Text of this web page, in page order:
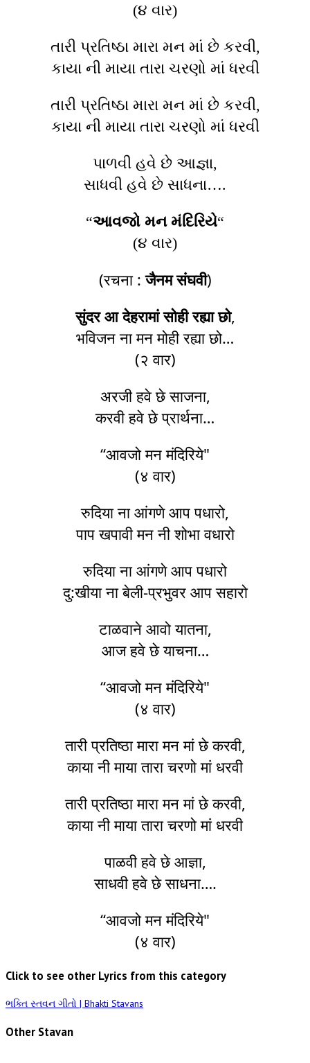
(૪ વાર)
તારી પ્રતિષ્ઠા મારા મન માં છે કરવી,
કાયા ની માયા તારા ચરણો માં ધરવી
તારી પ્રતિષ્ઠા મારા મન માં છે કરવી,
કાયા ની માયા તારા ચરણો માં ધરવી
પાળવી હવે છે આજ્ઞા,
સાધવી હવે છે સાધના….
“આવજો મન મંદિરિયે“
(૪ વાર)
(रचना :जैनम संघवी)
सुंदर आ देहरामां सोही रह्या छो,
भविजन ना मन मोही रह्या छो…
(२ वार)
अरजी हवे छे साजना,
करवी हवे छे प्रार्थना…
“आवजो मन मंदिरिये"
(४ वार)
रुदिया ना आंगणे आप पधारो,
पाप खपावी मन नी शोभा वधारो
रुदिया ना आंगणे आप पधारो
दु:खीया ना बेली-प्रभुवर आप सहारो
टाळवाने आवो यातना,
आज हवे छे याचना…
“आवजो मन मंदिरिये"
(४ वार)
तारी प्रतिष्ठा मारा मन मां छे करवी,
काया नी माया तारा चरणो मां धरवी
तारी प्रतिष्ठा मारा मन मां छे करवी,
काया नी माया तारा चरणो मां धरवी
पाळवी हवे छे आज्ञा,
साधवी हवे छे साधना….
“आवजो मन मंदिरिये"
(४ वार)
Click to see other Lyrics from this category
ભક્તિ સ્તવન ગીતો | Bhakti Stavans
Other Stavan